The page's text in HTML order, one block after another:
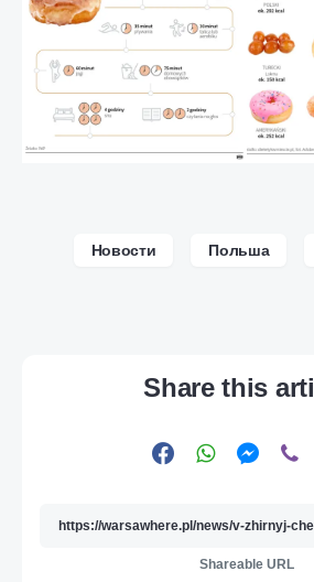
Новости Польша
Share this
Shareable URL